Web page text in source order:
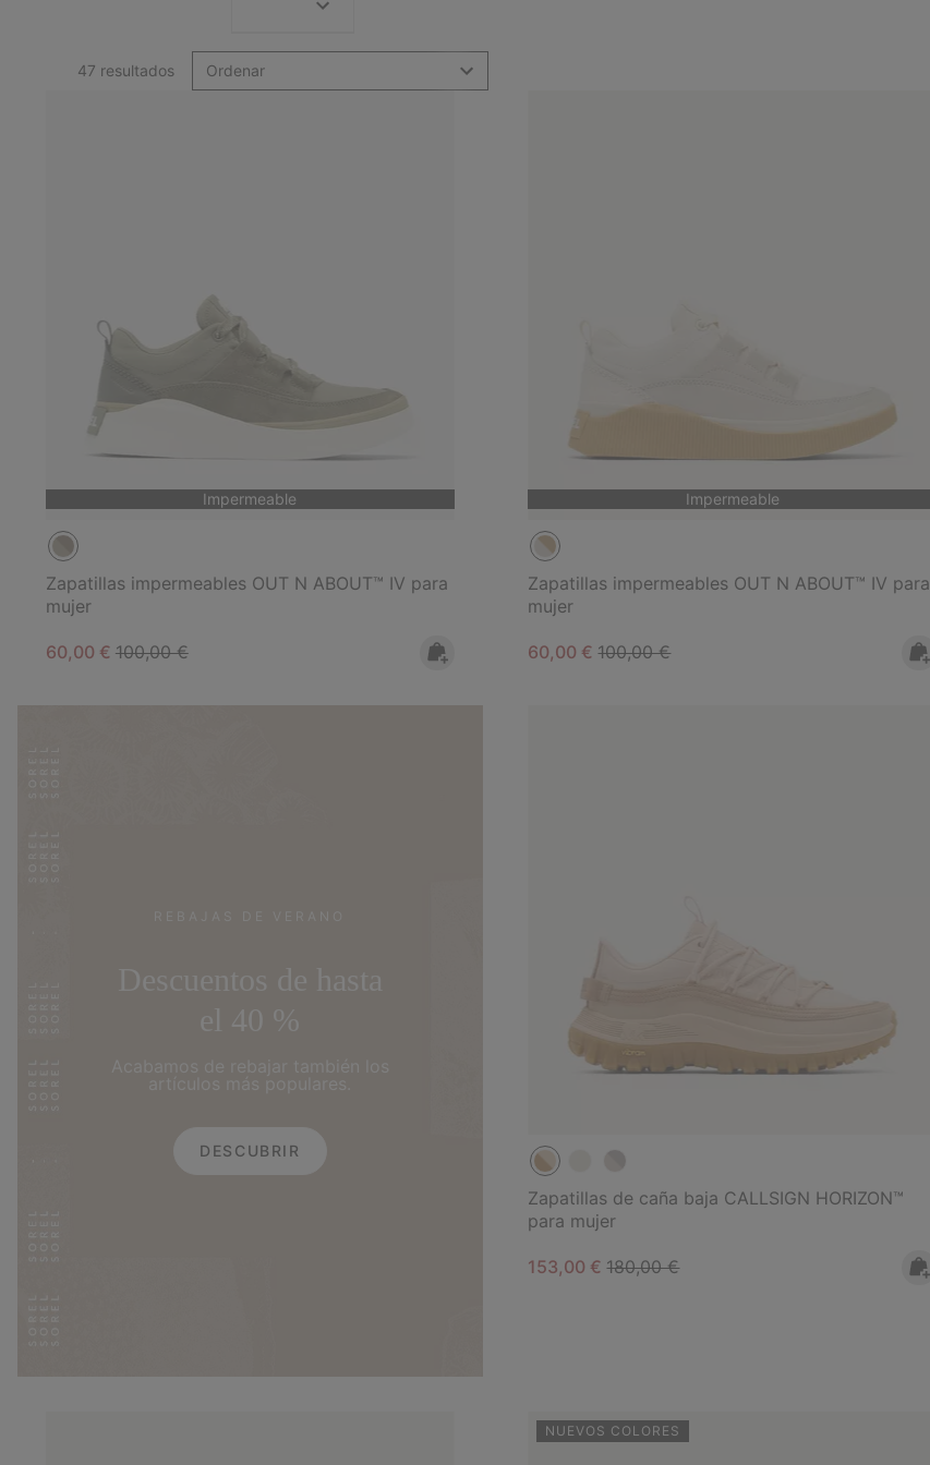
47 resultados Ordenar
Impermeable
Zapatillas impermeables OUT N ABOUT™ IV para
mujer
Sale price:
60,00 € Regular price:
100,00 €
Impermeable
Zapatillas impermeables OUT N ABOUT™ IV para
mujer
Sale price:
60,00 €Regular price:
100,00 €
DESCUBRIR
Zapatillas de caña baja CALLSIGN HORIZON™
para mujer
Sale price:
153,00 €Regular price:
180,00 €
NUEVOS COLORES